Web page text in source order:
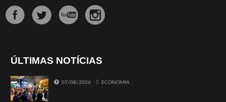
ÚLTIMAS NOTÍCIAS
07/08/2026 ECONOMIA